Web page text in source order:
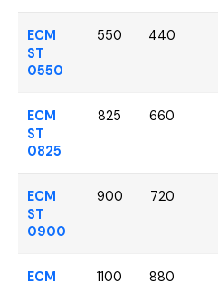
ECM
ST
0550
550 440
ECM
ST
0825
825 660
ECM
ST
0900
900 720
ECM
1100 880